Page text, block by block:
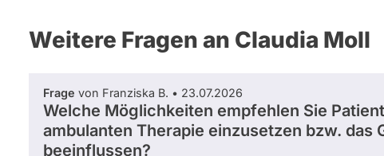
Weitere Fragen an Claudia Moll
Frage von Franziska B. • 23.07.2026
Welche Möglichkeiten empfehlen Sie
ambulanten Therapie einzusetzen bzw. das
beeinflussen?